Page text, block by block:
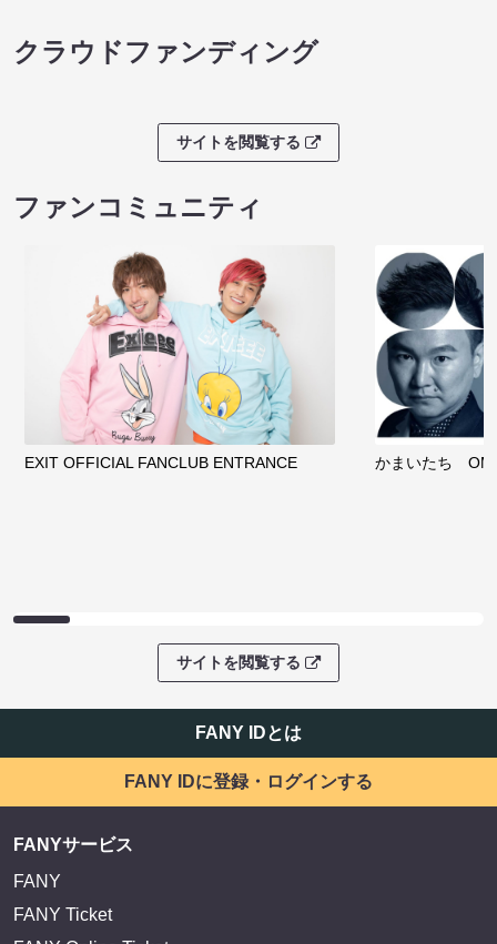
クラウドファンディング
サイトを閲覧する
ファンコミュニティ
EXIT OFFICIAL FANCLUB ENTRANCE かまいたち
サイトを閲覧する
FANY IDとは
FANY IDに登録・ログインする
FANYサービス
FANY
FANY Ticket